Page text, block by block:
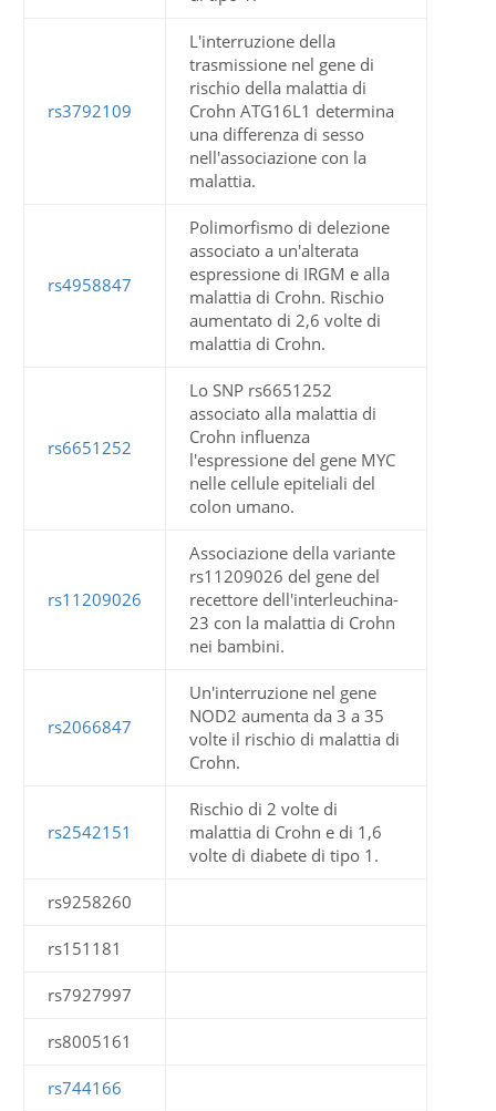
rs3792109
L'interruzione della
trasmissione nel gene di
rischio della malattia di
Crohn ATG16L1 determina
una differenza di sesso
nell'associazione con la
malattia.
rs4958847
Polimorfismo di delezione
associato a un'alterata
espressione di IRGM e alla
malattia di Crohn. Rischio
aumentato di 2,6 volte di
malattia di Crohn.
rs6651252
Lo SNP rs6651252
associato alla malattia di
Crohn influenza
l'espressione del gene MYC
nelle cellule epiteliali del
colon umano.
rs11209026
Associazione della variante
rs11209026 del gene del
recettore dell'interleuchina-
23 con la malattia di Crohn
nei bambini.
rs2066847
Un'interruzione nel gene
NOD2 aumenta da 3 a 35
volte il rischio di malattia di
Crohn.
rs2542151
Rischio di 2 volte di
malattia di Crohn e di 1,6
volte di diabete di tipo 1.
rs9258260
rs151181
rs7927997
rs8005161
rs744166